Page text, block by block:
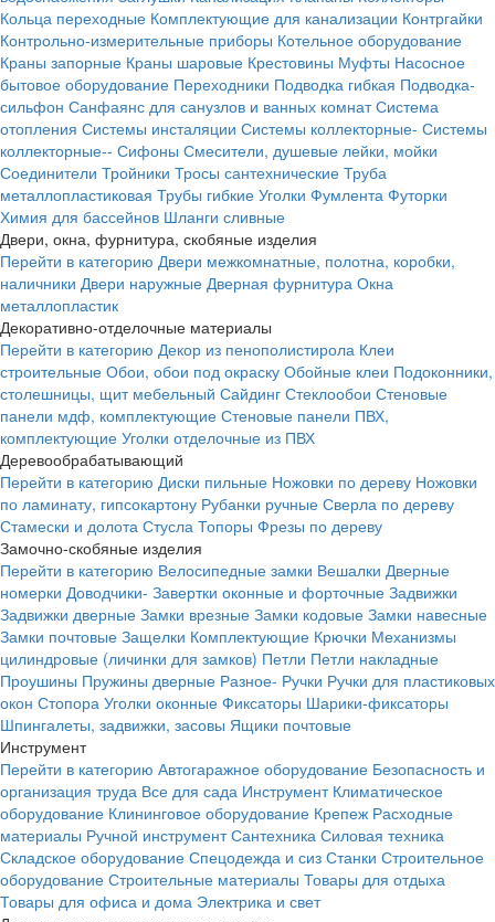
Кольца переходные Комплектующие для канализации Контргайки
Контрольно-измерительные приборы Котельное оборудование
Краны запорные Краны шаровые Крестовины Муфты Насосное
бытовое оборудование Переходники Подводка гибкая Подводка-
сильфон Санфаянс для санузлов и ванных комнат Система
отопления Системы инсталяции Системы коллекторные- Системы
коллекторные-- Сифоны Смесители, душевые лейки, мойки
Соединители Тройники Тросы сантехнические Труба
металлопластиковая Трубы гибкие Уголки Фумлента Футорки
Химия для бассейнов Шланги сливные
Двери, окна, фурнитура, скобяные изделия
Перейти в категорию Двери межкомнатные, полотна, коробки,
наличники Двери наружные Дверная фурнитура Окна
металлопластик
Декоративно-отделочные материалы
Перейти в категорию Декор из пенополистирола Клеи
строительные Обои, обои под окраску Обойные клеи Подоконники,
столешницы, щит мебельный Сайдинг Стеклообои Стеновые
панели мдф, комплектующие Стеновые панели ПВХ,
комплектующие Уголки отделочные из ПВХ
Деревообрабатывающий
Перейти в категорию Диски пильные Ножовки по дереву Ножовки
по ламинату, гипсокартону Рубанки ручные Сверла по дереву
Стамески и долота Стусла Топоры Фрезы по дереву
Замочно-скобяные изделия
Перейти в категорию Велосипедные замки Вешалки Дверные
номерки Доводчики- Завертки оконные и форточные Задвижки
Задвижки дверные Замки врезные Замки кодовые Замки навесные
Замки почтовые Защелки Комплектующие Крючки Механизмы
цилиндровые (личинки для замков) Петли Петли накладные
Проушины Пружины дверные Разное- Ручки Ручки для пластиковых
окон Стопора Уголки оконные Фиксаторы Шарики-фиксаторы
Шпингалеты, задвижки, засовы Ящики почтовые
Инструмент
Перейти в категорию Автогаражное оборудование Безопасность и
организация труда Все для сада Инструмент Климатическое
оборудование Клининговое оборудование Крепеж Расходные
материалы Ручной инструмент Сантехника Силовая техника
Складское оборудование Спецодежда и сиз Станки Строительное
оборудование Строительные материалы Товары для отдыха
Товары для офиса и дома Электрика и свет